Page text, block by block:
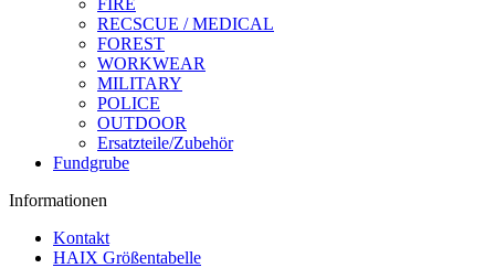
FIRE
RECSCUE / MEDICAL
FOREST
WORKWEAR
MILITARY
POLICE
OUTDOOR
Ersatzteile/Zubehör
Fundgrube
Informationen
Kontakt
HAIX Größentabelle